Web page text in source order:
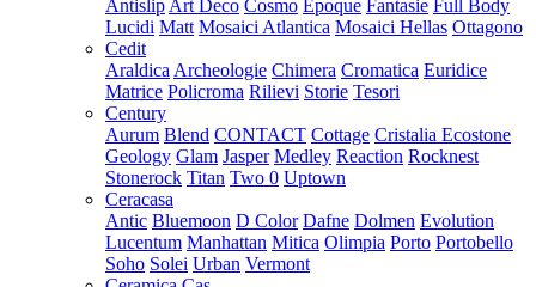
Antislip Art Deco Cosmo Epoque Fantasie Full Body
Lucidi Matt Mosaici Atlantica Mosaici Hellas Ottagono
Cedit
Araldica Archeologie Chimera Cromatica Euridice
Matrice Policroma Rilievi Storie Tesori
Century
Aurum Blend CONTACT Cottage Cristalia Ecostone
Geology Glam Jasper Medley Reaction Rocknest
Stonerock Titan Two 0 Uptown
Ceracasa
Antic Bluemoon D Color Dafne Dolmen Evolution
Lucentum Manhattan Mitica Olimpia Porto Portobello
Soho Solei Urban Vermont